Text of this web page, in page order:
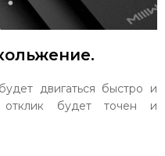
двигаться быстро и
будет точен и